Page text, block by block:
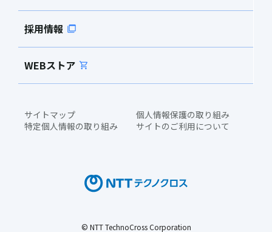
採用情報
WEBストア
サイトマップ
個人情報保護の取り組み
特定個人情報の取り組み
サイトのご利用について
© NTT TechnoCross Corporation